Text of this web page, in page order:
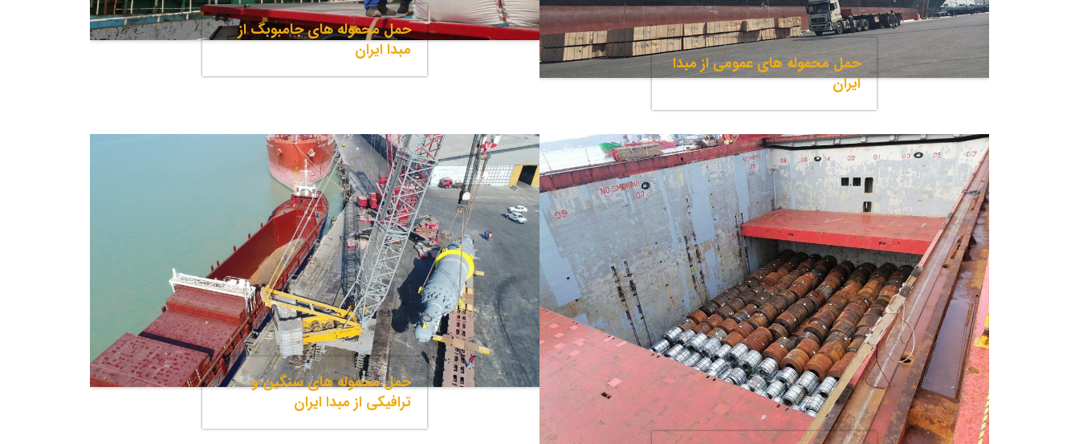
حمل محموله های عمومی از مبدا
ایران
حمل محموله های جامبوبگ از
مبدا ایران
حمل محموله های سنگین و
ترافیکی از مبدا ایران